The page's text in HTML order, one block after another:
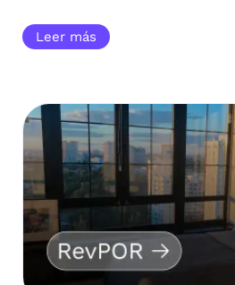
Leer más